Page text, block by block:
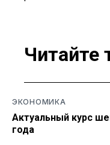
Читайте
ЭКОНОМИКА
Актуальный курс
года